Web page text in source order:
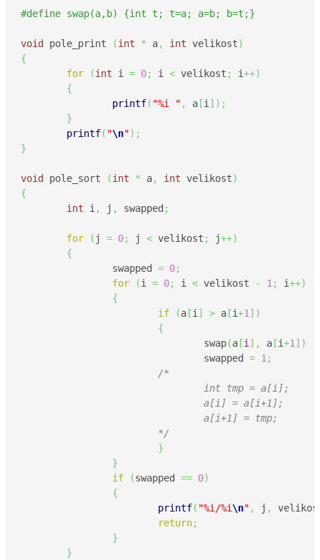
#define swap(a,b) {int t; t=a; a=b; b=t;}
void pole_print (int * a, int velikost)
{
for
(int i = 0; i < velikost ; i++)
{
printf( "%i " , a [i] ) ;
}
printf( "\n") ;
}
void pole_sort (int * a, int velikost)
{
int i, j , swapped ;
for ( j = 0; j < velikost ; j++)
{
                swapped
= 0;
for
(i = 0; i < velikost - 1; i++)
{
if
(a [i] > a [i+1] )
{
                                swap
(a [i] , a [i+1] )
                                swapped
= 1;
/*
                                int tmp = a[i];
                                a[i] = a[i+1];
                                a[i+1] = tmp;
                        */
}
}
if
(swapped == 0)
{
printf( "%i/%i\n" , j ,
return;
}
}